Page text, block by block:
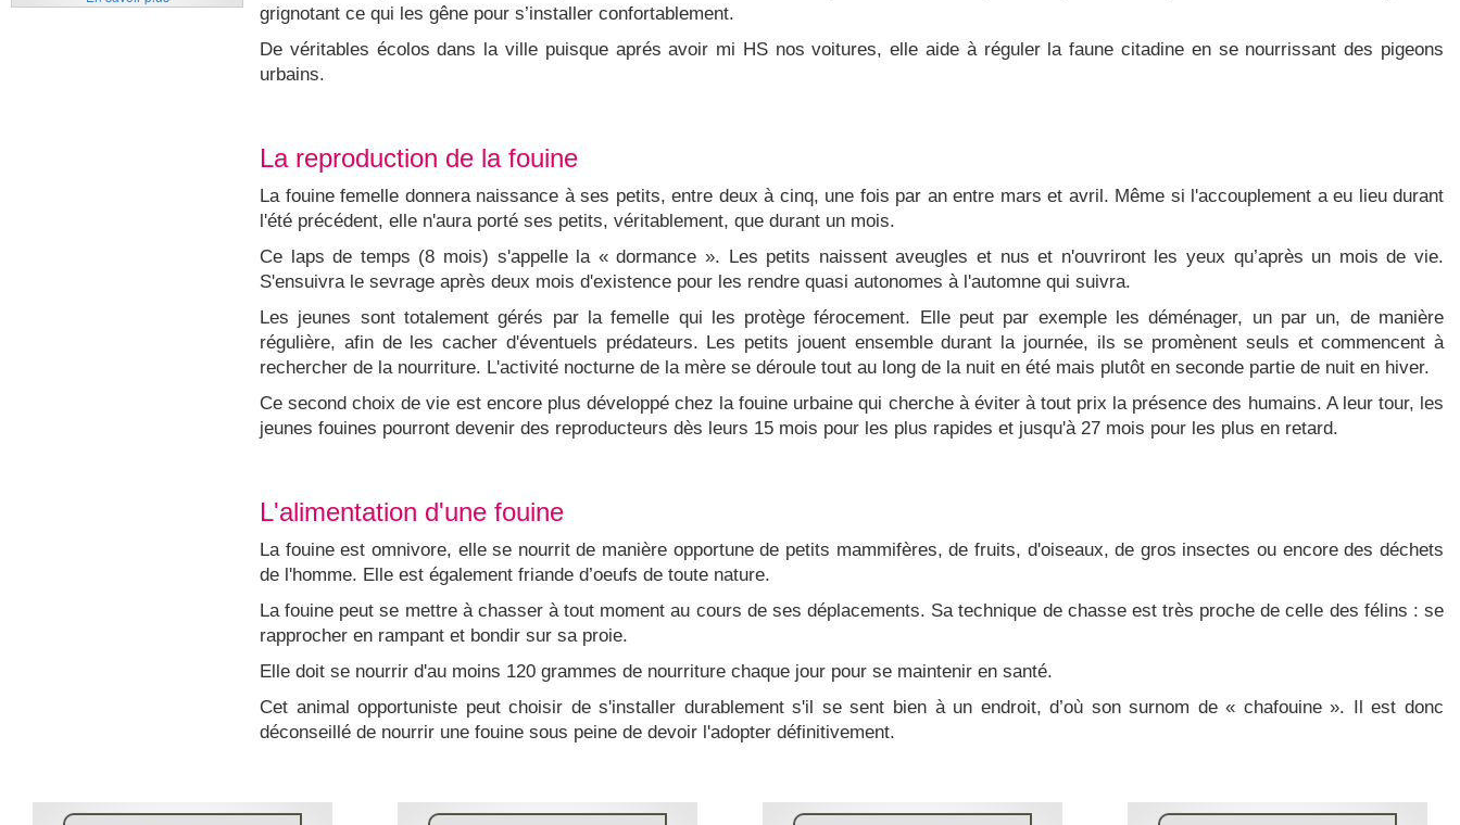
grignotant ce qui les gêne pour s’installer confortablement.
De véritables écolos dans la ville puisque aprés avoir mi HS nos voitures, elle aide à réguler la faune citadine en se nourrissant des pigeons
urbains.
La reproduction de la fouine
La fouine femelle donnera naissance à ses petits, entre deux à cinq, une fois par an entre mars et avril. Même si l'accouplement a eu lieu durant
l'été précédent, elle n'aura porté ses petits, véritablement, que durant un mois.
Ce laps de temps (8 mois) s'appelle la « dormance ». Les petits naissent aveugles et nus et n'ouvriront les yeux qu’après un mois de vie.
S'ensuivra le sevrage après deux mois d'existence pour les rendre quasi autonomes à l'automne qui suivra.
Les jeunes sont totalement gérés par la femelle qui les protège férocement. Elle peut par exemple les déménager, un par un, de manière
régulière, afin de les cacher d'éventuels prédateurs. Les petits jouent ensemble durant la journée, ils se promènent seuls et commencent à
rechercher de la nourriture. L'activité nocturne de la mère se déroule tout au long de la nuit en été mais plutôt en seconde partie de nuit en hiver.
Ce second choix de vie est encore plus développé chez la fouine urbaine qui cherche à éviter à tout prix la présence des humains. A leur tour, les
jeunes fouines pourront devenir des reproducteurs dès leurs 15 mois pour les plus rapides et jusqu'à 27 mois pour les plus en retard.
L'alimentation d'une fouine
La fouine est omnivore, elle se nourrit de manière opportune de petits mammifères, de fruits, d'oiseaux, de gros insectes ou encore des déchets
de l'homme. Elle est également friande d’oeufs de toute nature.
La fouine peut se mettre à chasser à tout moment au cours de ses déplacements. Sa technique de chasse est très proche de celle des félins : se
rapprocher en rampant et bondir sur sa proie.
Elle doit se nourrir d'au moins 120 grammes de nourriture chaque jour pour se maintenir en santé.
Cet animal opportuniste peut choisir de s'installer durablement s'il se sent bien à un endroit, d’où son surnom de « chafouine ». Il est donc
déconseillé de nourrir une fouine sous peine de devoir l'adopter définitivement.